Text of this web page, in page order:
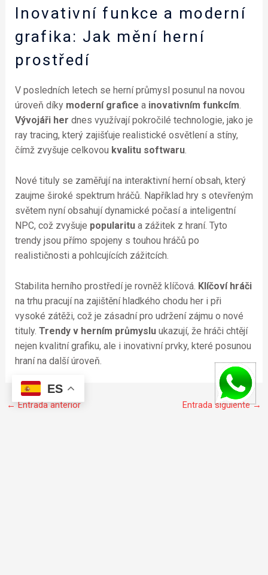
Inovativní funkce a moderní
grafika: Jak mění herní
prostředí
V posledních letech se herní průmysl posunul na novou
úroveň díky moderní grafice a inovativním funkcím.
Vývojáři her dnes využívají pokročilé technologie, jako je
ray tracing, který zajišťuje realistické osvětlení a stíny,
čímž zvyšuje celkovou kvalitu softwaru.
Nové tituly se zaměřují na interaktivní herní obsah, který
zaujme široké spektrum hráčů. Například hry s otevřeným
světem nyní obsahují dynamické počasí a inteligentní
NPC, což zvyšuje popularitua zážitek z hraní. Tyto
trendy jsou přímo spojeny s touhou hráčů po
realističnosti a pohlcujících zážitcích.
Stabilita herního prostředí je rovněž klíčová. Klíčoví hráči
na trhu pracují na zajištění hladkého chodu her i při
vysoké zátěži, což je zásadní pro udržení zájmu o nové
tituly. Trendy v herním průmysluukazují, že hráči chtějí
nejen kvalitní grafiku, ale i inovativní prvky, které posunou
hraní na další úroveň.
←Entrada anterior Entrada siguiente→
ES